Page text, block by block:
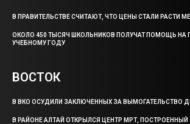
В ПРАВИТЕЛЬСТВЕ СЧИТАЮТ, ЧТО ЦЕНЫ СТАЛИ РАСТИ
ОКОЛО 450 ТЫСЯЧ ШКОЛЬНИКОВ ПОЛУЧАТ ПОМОЩЬ НА
УЧЕБНОМУ ГОДУ
ВОСТОК
В ВКО ОСУДИЛИ ЗАКЛЮЧЕННЫХ ЗА ВЫМОГАТЕЛЬСТВО
В РАЙОНЕ АЛТАЙ ОТКРЫЛСЯ ЦЕНТР МРТ, ПОСТРОЕННЫЙ